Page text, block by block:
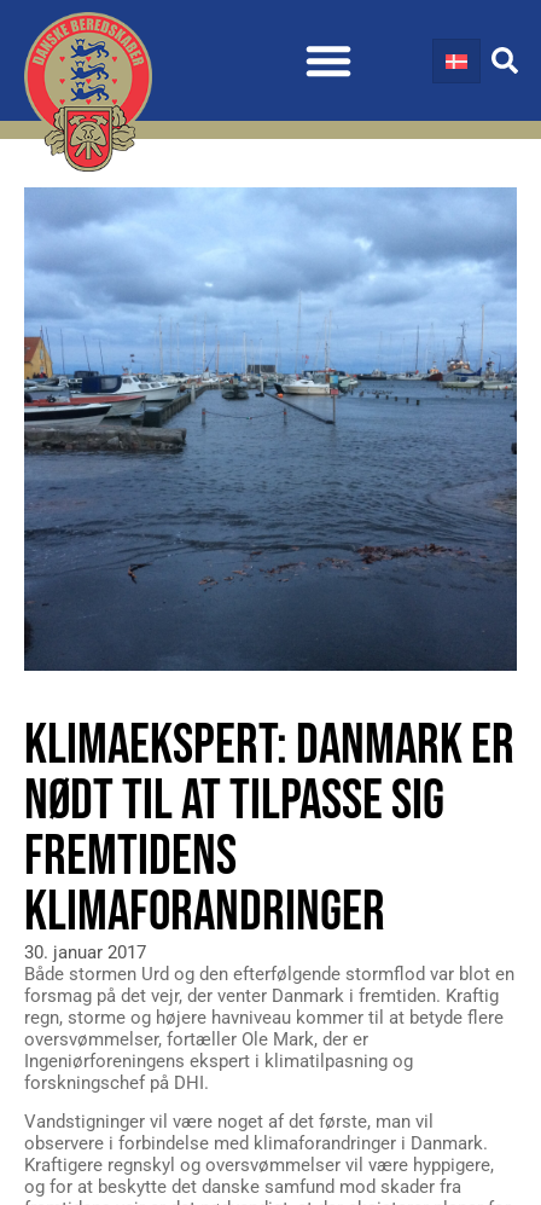
KLIMAEKSPERT: DANMARK ER
NØDT TIL AT TILPASSE SIG
FREMTIDENS
KLIMAFORANDRINGER
30. januar 2017
Både stormen Urd og den efterfølgende stormflod var blot en
forsmag på det vejr, der venter Danmark i fremtiden. Kraftig
regn, storme og højere havniveau kommer til at betyde flere
oversvømmelser, fortæller Ole Mark, der er
Ingeniørforeningens ekspert i klimatilpasning og
forskningschef på DHI.
Vandstigninger vil være noget af det første, man vil
observere i forbindelse med klimaforandringer i Danmark.
Kraftigere regnskyl og oversvømmelser vil være hyppigere,
og for at beskytte det danske samfund mod skader fra